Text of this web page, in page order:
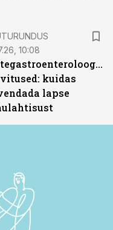
10:08
kuidas
lapse